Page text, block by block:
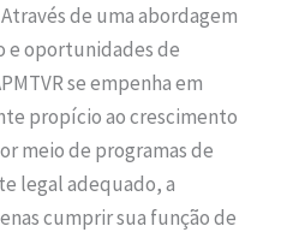
Através de uma abordagem
e oportunidades de
se empenha em
propício ao crescimento
meio de programas de
legal adequado, a
cumprir sua função de